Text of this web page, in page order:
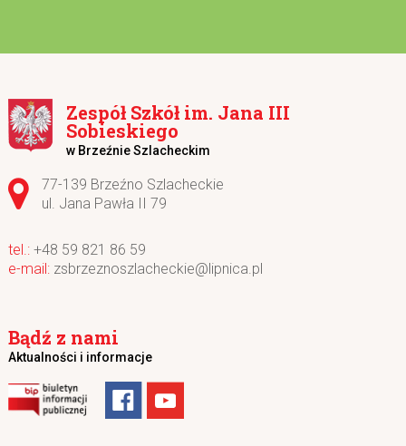
Zespół Szkół im. Jana III
Sobieskiego
w Brzeźnie Szlacheckim
Adres pocztowy:
77-139 Brzeźno Szlacheckie
ul. Jana Pawła II 79
+48 59 821 86 59
zsbrzeznoszlacheckie@lipnica.pl
Bądź z nami
Aktualności i informacje